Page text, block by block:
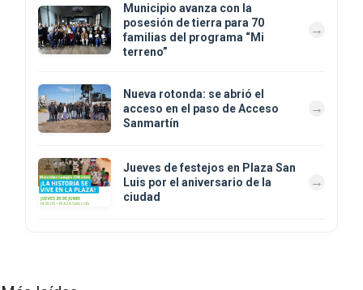
Municipio avanza con la
posesión de tierra para 70
familias del programa “Mi
terreno”
Nueva rotonda: se abrió el
acceso en el paso de Acceso
Sanmartín
Jueves de festejos en Plaza San
Luis por el aniversario de la
ciudad